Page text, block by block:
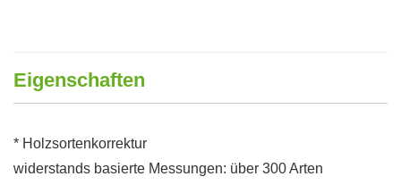
Eigenschaften
* Holzsortenkorrektur
widerstands basierte Messungen: über 300 Arten